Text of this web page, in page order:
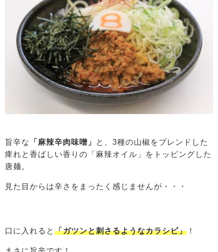
旨辛な 「麻辣辛肉味噌」
と、3種の山椒をブレンドした
痺れと香ばしい香りの「麻辣オイル」をトッピングした
唐麺。
見た目からは辛さをまったく感じませんが・・・
口に入れると 「ガツンと刺さるようなカラシビ」 ！